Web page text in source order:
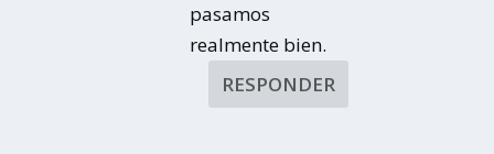
pasamos
realmente bien.
RESPONDER